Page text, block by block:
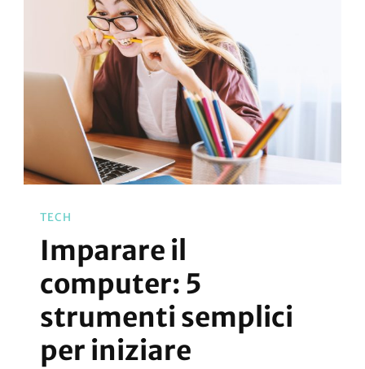
TECH
Imparare il
computer: 5
strumenti semplici
per iniziare